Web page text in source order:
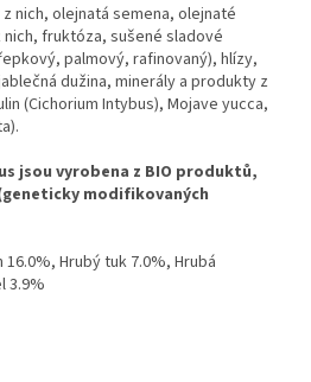
nich, olejnatá semena, olejnaté
fruktóza, sušené sladové
palmový, rafinovaný), hlízy,
dužina, minerály a produkty z
(Cichorium Intybus), Mojave yucca,
jsou vyrobena z BIO produktů,
modifikovaných
Hrubý tuk 7.0%, Hrubá
3.9%